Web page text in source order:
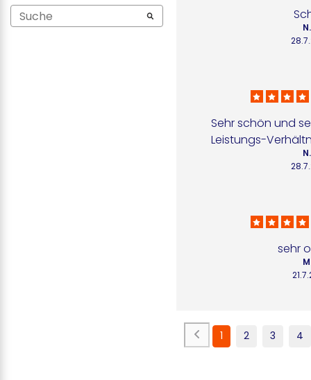
Sehr schön und
Leistungs-
sehr
1 2 3 4